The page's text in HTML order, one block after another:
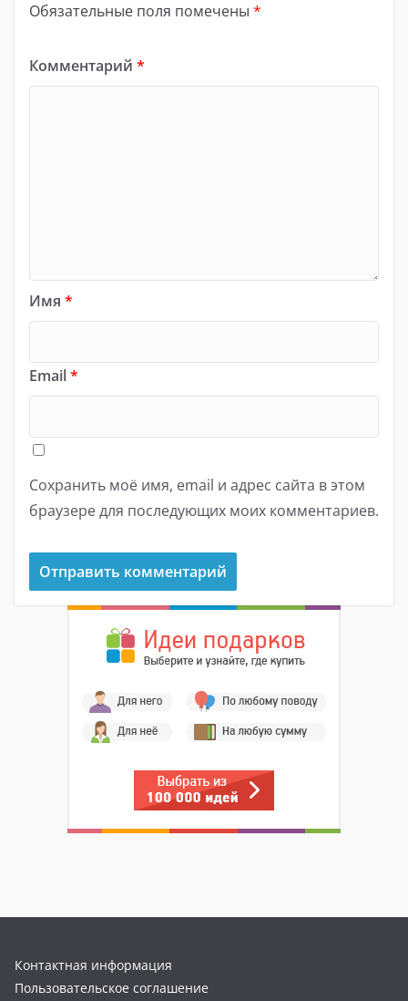
Обязательные поля помечены *
Комментарий *
Имя *
Email*
Сохранить моё имя, email и адрес сайта в этом
браузере для последующих моих комментариев.
Контактная информация
Пользовательское соглашение